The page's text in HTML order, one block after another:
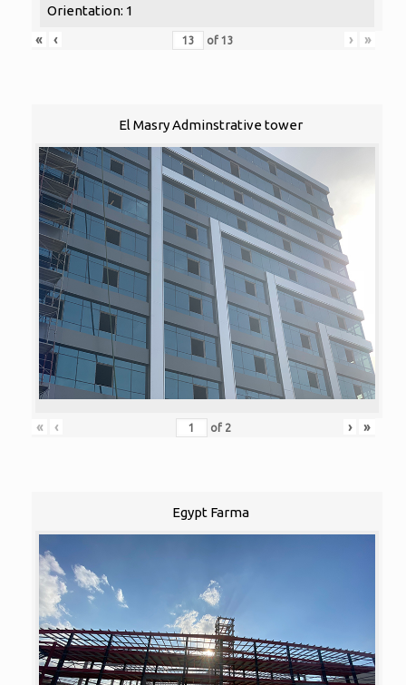
Orientation: 1
«
‹ of 13 › »
El Masry Adminstrative tower
« ‹ of 2 › »
Egypt Farma